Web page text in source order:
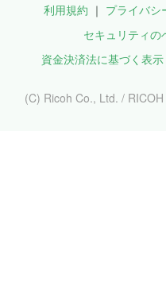
利用規約 プライバシ
セキュリティの
資金決済法に基づく表示
(C) Ricoh Co., Ltd. /